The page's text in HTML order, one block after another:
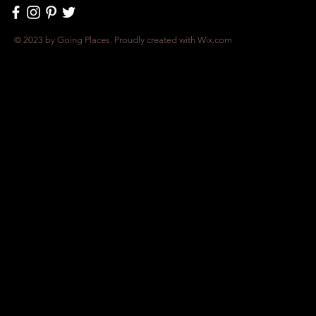
© 2023 by Going Places. Proudly created with Wix.com